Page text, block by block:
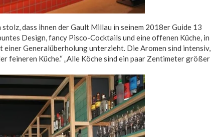
dass ihnen der Gault Millau in seinem 2018er Guide 13
Design, fancy Pisco-Cocktails und eine offenen Küche, in
Generalüberholung unterzieht. Die Aromen sind intensiv,
feineren Küche.“ „Alle Köche sind ein paar Zentimeter größer